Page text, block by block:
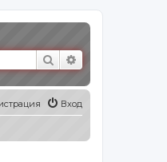
Поиск
Вход